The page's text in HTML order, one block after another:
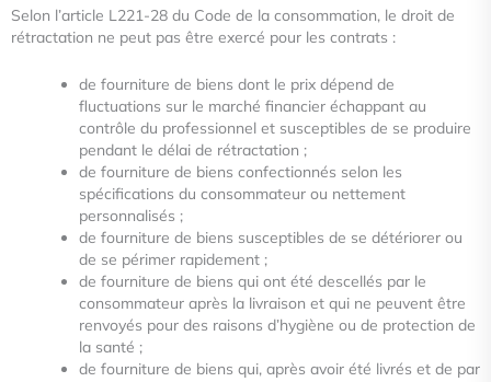
Selon l’article L221-28 du Code de la consommation, le droit de
rétractation ne peut pas être exercé pour les contrats :
de fourniture de biens dont le prix dépend de
fluctuations sur le marché financier échappant au
contrôle du professionnel et susceptibles de se produire
pendant le délai de rétractation ;
de fourniture de biens confectionnés selon les
spécifications du consommateur ou nettement
personnalisés ;
de fourniture de biens susceptibles de se détériorer ou
de se périmer rapidement ;
de fourniture de biens qui ont été descellés par le
consommateur après la livraison et qui ne peuvent être
renvoyés pour des raisons d’hygiène ou de protection de
la santé ;
de fourniture de biens qui, après avoir été livrés et de par